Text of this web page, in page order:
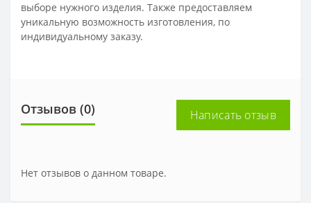
выборе нужного изделия. Также предоставляем
уникальную возможность изготовления, по
индивидуальному заказу.
Отзывов (0) Написать отзыв
Нет отзывов о данном товаре.